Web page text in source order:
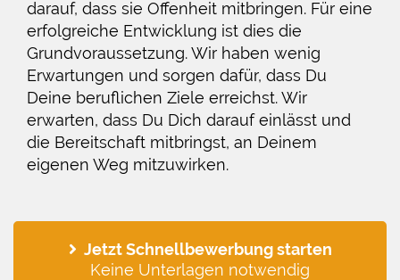
darauf, dass sie Offenheit mitbringen. Für eine
erfolgreiche Entwicklung ist dies die
Grundvoraussetzung. Wir haben wenig
Erwartungen und sorgen dafür, dass Du
Deine beruflichen Ziele erreichst. Wir
erwarten, dass Du Dich darauf einlässt und
die Bereitschaft mitbringst, an Deinem
eigenen Weg mitzuwirken.
Jetzt Schnellbewerbung starten
Keine Unterlagen notwendig